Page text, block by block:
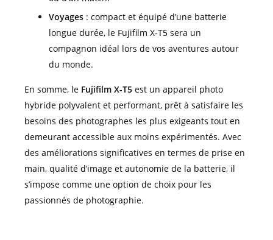
Voyages : compact et équipé d’une batterie
longue durée, le Fujifilm X-T5 sera un
compagnon idéal lors de vos aventures autour
du monde.
En somme, le Fujifilm X-T5 est un appareil photo
hybride polyvalent et performant, prêt à satisfaire les
besoins des photographes les plus exigeants tout en
demeurant accessible aux moins expérimentés. Avec
des améliorations significatives en termes de prise en
main, qualité d’image et autonomie de la batterie, il
s’impose comme une option de choix pour les
passionnés de photographie.